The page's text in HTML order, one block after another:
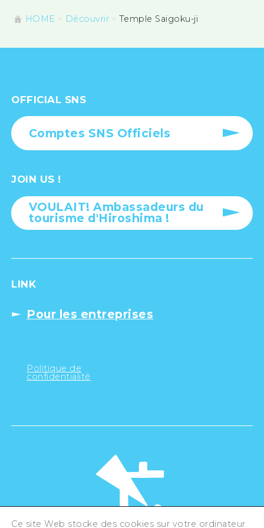
HOME Découvrir Temple Saigoku-ji
OFFICIAL SNS
Comptes SNS Officiels
JOIN US !
VOULAIT! Ambassadeurs du
tourisme d'Hiroshima !
LINK
Pour les entreprises
Politique de
confidentialité
Ce site Web stocke des cookies sur votre ordinateur.